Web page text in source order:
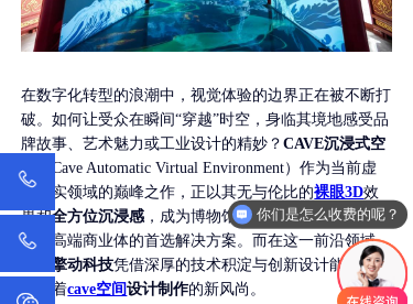
在数字化转型的浪潮中，视觉体验的边界正在被不断打
破。如何让受众在瞬间“穿越”时空，身临其境地感受品
牌故事、艺术魅力或工业设计的精妙？CAVE沉浸式空
间
（Cave Automatic Virtual Environment）作为当前虚
拟现实领域的巅峰之作，正以其无与伦比的裸眼3D效
果和全方位沉浸感 ，成为博物馆、企业展厅、城市规划
馆及高端商业体的首选解决方案。而在这一前沿领域，
江苏擎动科技凭借深厚的技术积淀与创新设计能力，正
引领着cave空间设计制作的新风尚。
你们是怎么收费的呢？